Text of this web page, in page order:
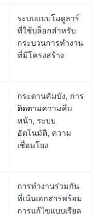
ระบบแบบโมดูลาร์
ที่ใช้บล็อกสำหรับ
กระบวนการทำงาน
ที่มีโครงสร้าง
กระดานคัมบัง, การ
ติดตามความคืบ
หน้า, ระบบ
อัตโนมัติ, ความ
เชื่อมโยง
การทำงานร่วมกัน
ที่เน้นเอกสารพร้อม
การแก้ไขแบบเรียล